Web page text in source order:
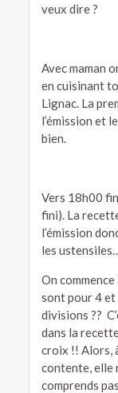
veux dire ?
Avec maman
en cuisinant
Lignac. La
l’émission et
bien.
Vers 18h00
fini). La
l’émission
les
On
sont pour 4 et
divisions ??
dans la
croix !! Alors,
contente, elle
comprends